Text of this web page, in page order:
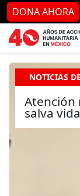
Ir al contenido
DONA AHORA
NOTICIAS
Atención
salva